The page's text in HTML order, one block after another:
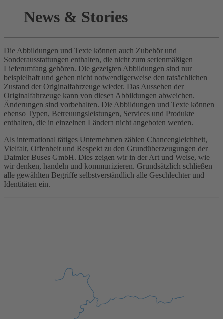
News & Stories
Die Abbildungen und Texte können auch Zubehör und
Sonderausstattungen enthalten, die nicht zum serienmäßigen
Lieferumfang gehören. Die gezeigten Abbildungen sind nur
beispielhaft und geben nicht notwendigerweise den tatsächlichen
Zustand der Originalfahrzeuge wieder. Das Aussehen der
Originalfahrzeuge kann von diesen Abbildungen abweichen.
Änderungen sind vorbehalten. Die Abbildungen und Texte können
ebenso Typen, Betreuungsleistungen, Services und Produkte
enthalten, die in einzelnen Ländern nicht angeboten werden.
Als international tätiges Unternehmen zählen Chancengleichheit,
Vielfalt, Offenheit und Respekt zu den Grundüberzeugungen der
Daimler Buses GmbH. Dies zeigen wir in der Art und Weise, wie
wir denken, handeln und kommunizieren. Grundsätzlich schließen
alle gewählten Begriffe selbstverständlich alle Geschlechter und
Identitäten ein.